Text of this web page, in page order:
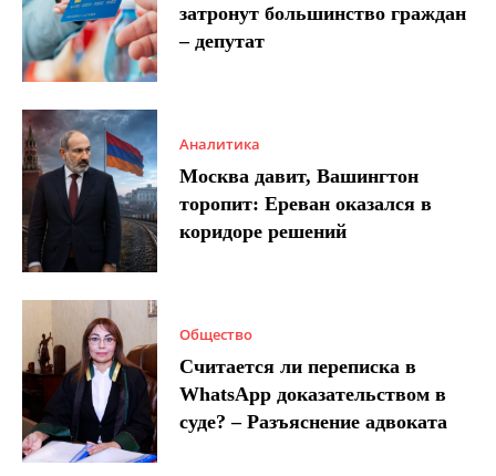
затронут большинство граждан
– депутат
Аналитика
Москва давит, Вашингтон
торопит: Ереван оказался в
коридоре решений
Общество
Считается ли переписка в
WhatsApp доказательством в
суде? – Разъяснение адвоката